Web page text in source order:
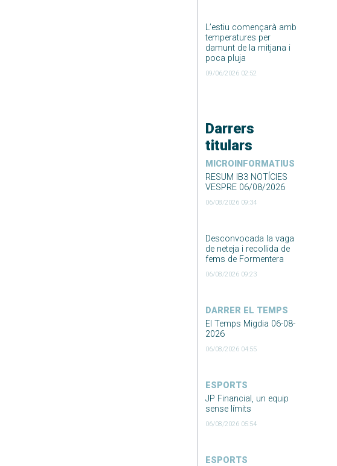
L’estiu començarà amb
temperatures per
damunt de la mitjana i
poca pluja
09/06/2026 02:52
Darrers
titulars
MICROINFORMATIUS
RESUM IB3 NOTÍCIES
VESPRE 06/08/2026
06/08/2026 09:34
Desconvocada la vaga
de neteja i recollida de
fems de Formentera
06/08/2026 09:23
DARRER EL TEMPS
El Temps Migdia 06-08-
2026
06/08/2026 04:55
ESPORTS
JP Financial, un equip
sense límits
06/08/2026 05:54
ESPORTS